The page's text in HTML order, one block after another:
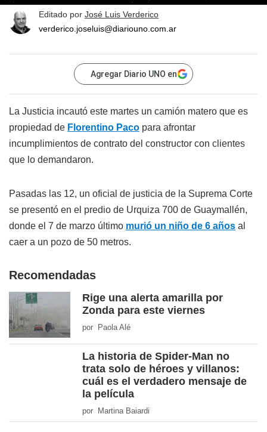
Editado por José Luis Verderico
verderico.joseluis@diariouno.com.ar
Agregar Diario UNO en
La Justicia incautó este martes un camión matero que es
propiedad de Florentino Paco para afrontar
incumplimientos de contrato del constructor con clientes
que lo demandaron.
Pasadas las 12, un oficial de justicia de la Suprema Corte
se presentó en el predio de Urquiza 700 de Guaymallén,
donde el 7 de marzo último murió un niño de 6 años al
caer a un pozo de 50 metros.
Recomendadas
Rige una alerta amarilla por
Zonda para este viernes
por Paola Alé
La historia de Spider-Man no
trata solo de héroes y villanos:
cuál es el verdadero mensaje de
la película
por Martina Baiardi